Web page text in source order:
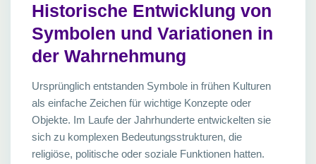
Historische Entwicklung von
Symbolen und Variationen in
der Wahrnehmung
Ursprünglich entstanden Symbole in frühen Kulturen
als einfache Zeichen für wichtige Konzepte oder
Objekte. Im Laufe der Jahrhunderte entwickelten sie
sich zu komplexen Bedeutungsstrukturen, die
religiöse, politische oder soziale Funktionen hatten.